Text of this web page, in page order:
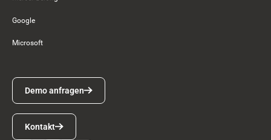
Google
Microsoft
Demo anfragen
Demo anfragen
Kontakt
Kontakt